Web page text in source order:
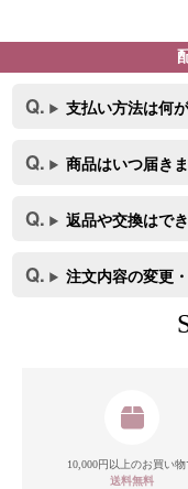
支払い方法は何
商品はいつ届き
返品や交換はで
注文内容の変更
10,000円以上のお買い物
送料無料